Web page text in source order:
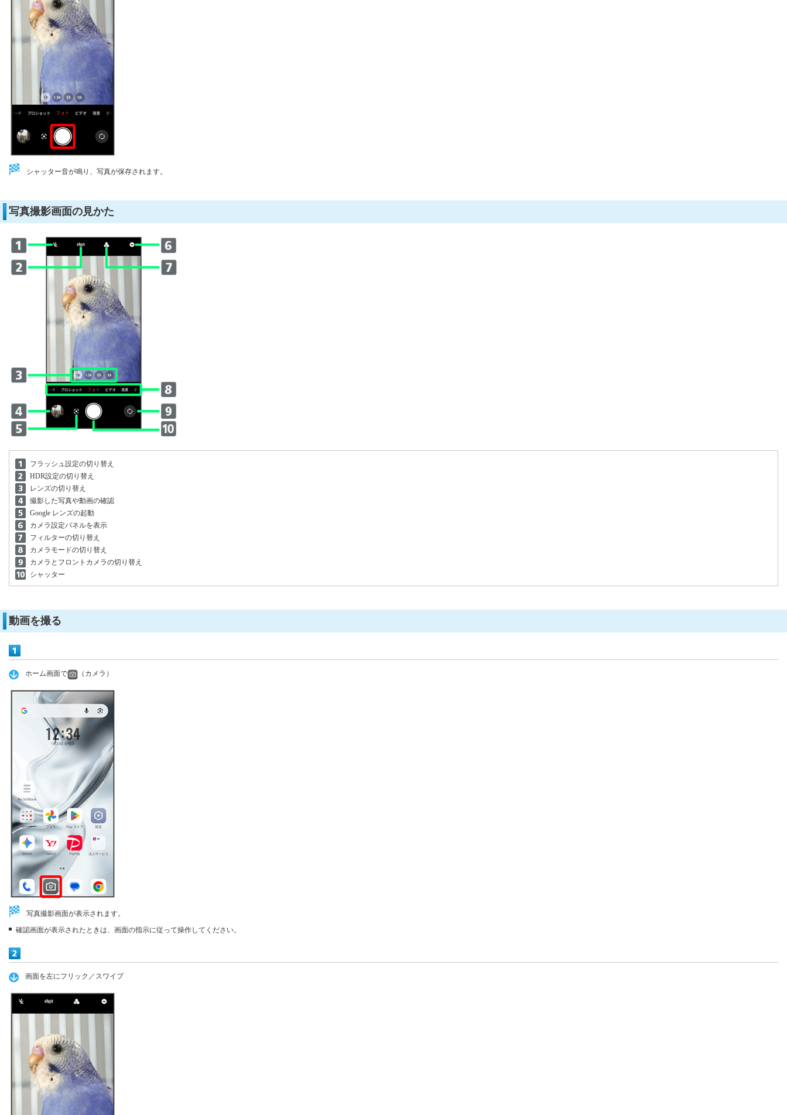
シャッター音が鳴り、写真が保存されます。
写真撮影画面の見かた
フラッシュ設定の切り替え
HDR設定の切り替え
レンズの切り替え
撮影した写真や動画の確認
Google レンズの起動
カメラ設定パネルを表示
フィルターの切り替え
カメラモードの切り替え
カメラとフロントカメラの切り替え
シャッター
動画を撮る
ホーム画面で （カメラ）
写真撮影画面が表示されます。
確認画面が表示されたときは、画面の指示に従って操作してください。
画面を左にフリック／スワイプ